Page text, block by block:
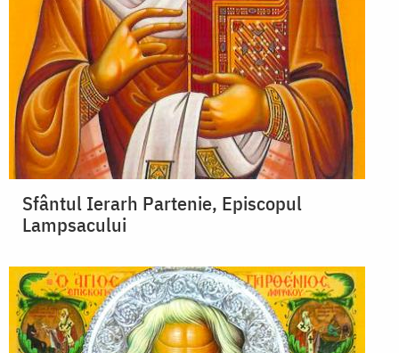
Sfântul Ierarh Partenie, Episcopul
Lampsacului